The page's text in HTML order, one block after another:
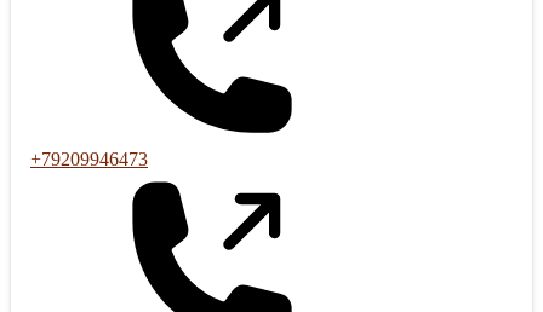
+79209946473